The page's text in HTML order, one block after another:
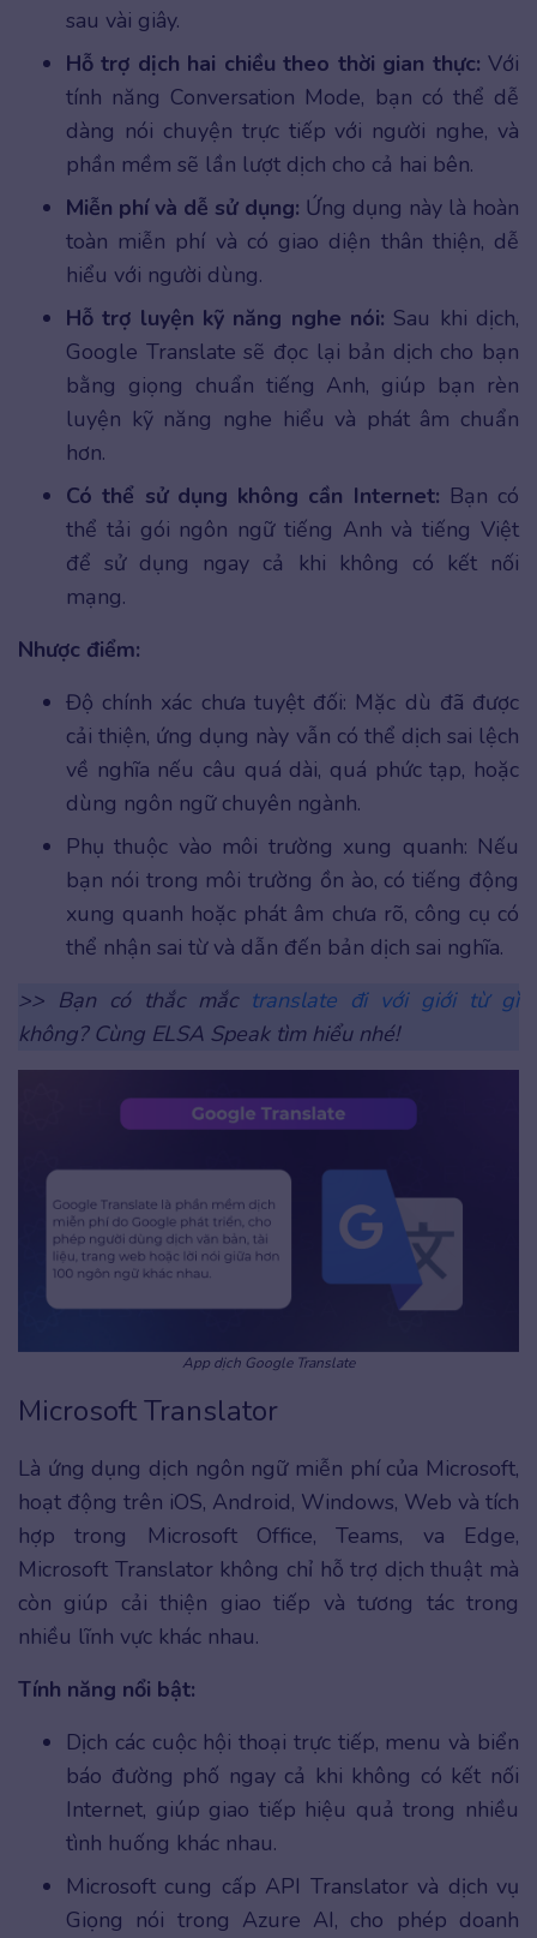
sau vài giây.
Hỗ trợ dịch hai chiều theo thời gian thực: Với
tính năng Conversation Mode, bạn có thể dễ
dàng nói chuyện trực tiếp với người nghe, và
phần mềm sẽ lần lượt dịch cho cả hai bên.
Miễn phí và dễ sử dụng: Ứng dụng này là hoàn
toàn miễn phí và có giao diện thân thiện, dễ
hiểu với người dùng.
Hỗ trợ luyện kỹ năng nghe nói: Sau khi dịch,
Google Translate sẽ đọc lại bản dịch cho bạn
bằng giọng chuẩn tiếng Anh, giúp bạn rèn
luyện kỹ năng nghe hiểu và phát âm chuẩn
hơn.
Có thể sử dụng không cần Internet: Bạn có
thể tải gói ngôn ngữ tiếng Anh và tiếng Việt
để sử dụng ngay cả khi không có kết nối
mạng.
Nhược điểm:
Độ chính xác chưa tuyệt đối: Mặc dù đã được
cải thiện, ứng dụng này vẫn có thể dịch sai lệch
về nghĩa nếu câu quá dài, quá phức tạp, hoặc
dùng ngôn ngữ chuyên ngành.
Phụ thuộc vào môi trường xung quanh: Nếu
bạn nói trong môi trường ồn ào, có tiếng động
xung quanh hoặc phát âm chưa rõ, công cụ có
thể nhận sai từ và dẫn đến bản dịch sai nghĩa.
>> Bạn có thắc mắc translate đi với giới từ gì
không? Cùng ELSA Speak tìm hiểu nhé!
App dịch Google Translate
Microsoft Translator
Là ứng dụng dịch ngôn ngữ miễn phí của Microsoft,
hoạt động trên iOS, Android, Windows, Web và tích
hợp trong Microsoft Office, Teams, va Edge,
Microsoft Translator không chỉ hỗ trợ dịch thuật mà
còn giúp cải thiện giao tiếp và tương tác trong
nhiều lĩnh vực khác nhau.
Tính năng nổi bật:
Dịch các cuộc hội thoại trực tiếp, menu và biển
báo đường phố ngay cả khi không có kết nối
Internet, giúp giao tiếp hiệu quả trong nhiều
tình huống khác nhau.
Microsoft cung cấp API Translator và dịch vụ
Giọng nói trong Azure AI, cho phép doanh